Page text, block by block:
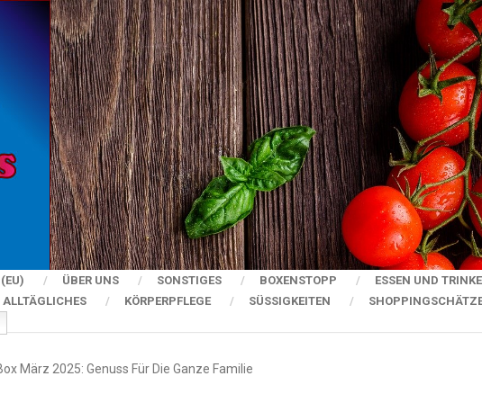
ÜBER UNS SONSTIGES BOXENSTOPP
ESSEN UND
ALLTÄGLICHES KÖRPERPFLEGE SÜSSIGKEITEN
März 2025: Genuss Für Die Ganze Familie